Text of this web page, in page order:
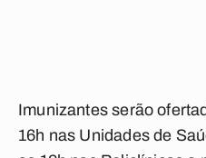
Imunizantes serão
16h nas Unidades de